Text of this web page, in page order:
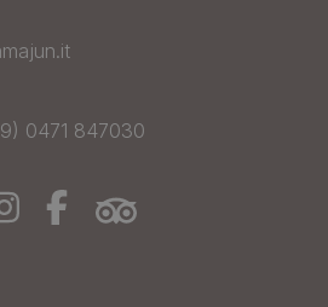
0471 847030